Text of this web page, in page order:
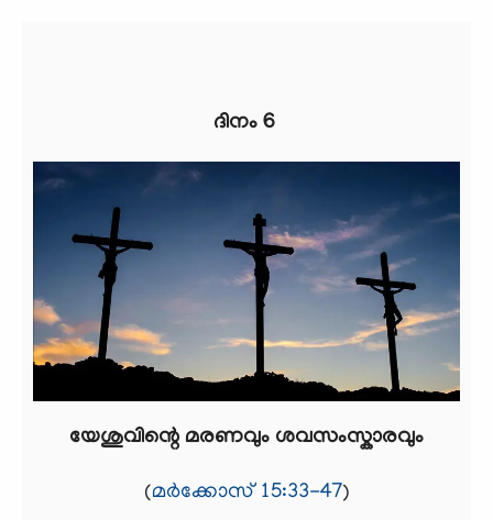
ദിനം 6
യേശുവിന്റെ മരണവും ശവസംസ്കാരവും
(മർക്കോസ് 15:33-47)